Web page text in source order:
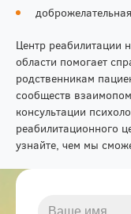
Центр реабилитации
области помогает
родственникам
сообществ
консультации
реабилитационного
узнайте, чем мы